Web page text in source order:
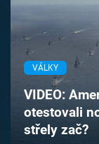
Pořady
TV Program
Časopis
Sledujte
VÁLKY
VIDEO:
otestovali
střely zač?